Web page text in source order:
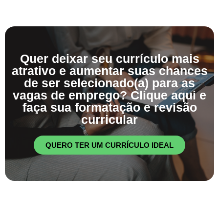
Quer deixar seu currículo mais
atrativo e aumentar suas chances
de ser selecionado(a) para as
vagas de emprego? Clique aqui e
faça sua formatação e revisão
curricular
QUERO TER UM CURRÍCULO IDEAL